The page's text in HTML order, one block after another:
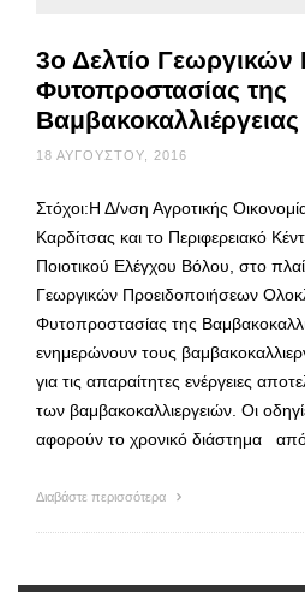
3ο Δελτίο
Φυτοπροστασίας της
18 ΑΥΓΟΎΣΤΟΥ, 2016
Στόχοι:Η Δ/νση Αγροτικής
Καρδίτσας και το Περιφερειακό
Ποιοτικού Ελέγχου Βόλου, στο
Γεωργικών Προειδοποιήσεων
Φυτοπροστασίας της
ενημερώνουν τους
για τις απαραίτητες ενέργειες
των βαμβακοκαλλιεργειών. Οι
αφορούν το χρονικό διάστημα
Διαβάστε περισσότερα